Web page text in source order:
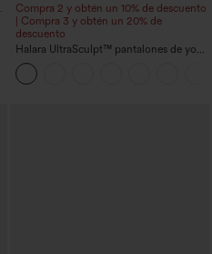
+12
Compra 2 y obtén un 10% de descuento
| Compra 3 y obtén un 20% de
descuento
Halara UltraSculpt™ pantalones de yoga
holgados de talle alto con control
abdominal, rayas color block y bolsillos